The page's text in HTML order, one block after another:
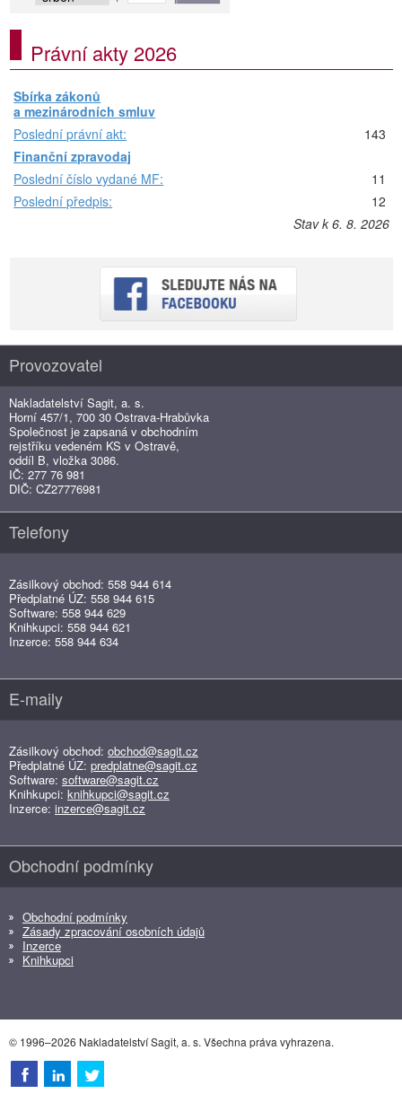
Právní akty 2026
Sbírka zákonů
a mezinárodních smluv
Poslední právní akt:
143
Finanční zpravodaj
Poslední číslo vydané MF:
11
Poslední předpis:
12
Stav k 6. 8. 2026
Provozovatel
Nakladatelství Sagit, a. s.
Horní 457/1, 700 30 Ostrava-Hrabůvka
Společnost je zapsaná v obchodním
rejstříku vedeném KS v Ostravě,
oddíl B, vložka 3086.
IČ: 277 76 981
DIČ: CZ27776981
Telefony
Zásilkový obchod: 558 944 614
Předplatné ÚZ: 558 944 615
Software: 558 944 629
Knihkupci: 558 944 621
Inzerce: 558 944 634
E-maily
Zásilkový obchod: obchod@sagit.cz
Předplatné ÚZ: predplatne@sagit.cz
Software: software@sagit.cz
Knihkupci: knihkupci@sagit.cz
Inzerce: inzerce@sagit.cz
Obchodní podmínky
Obchodní podmínky
Zásady zpracování osobních údajů
Inzerce
Knihkupci
© 1996–2026 Nakladatelství Sagit, a. s. Všechna práva vyhrazena.